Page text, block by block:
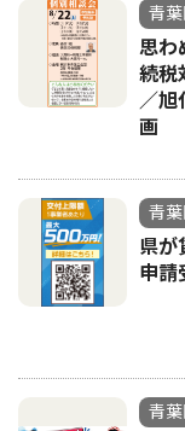
青
思わ
続税
／
画
青
県が
申請
青